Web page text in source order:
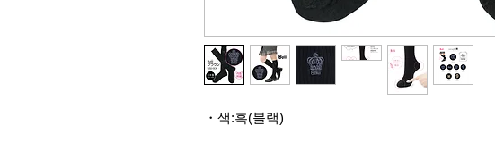
・색:흑(블랙)